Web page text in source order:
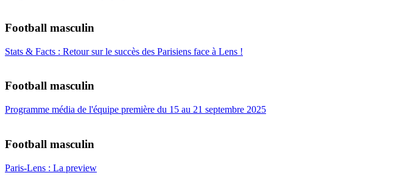
Football masculin
Stats & Facts : Retour sur le succès des Parisiens face à Lens !
Football masculin
Programme média de l'équipe première du 15 au 21 septembre 2025
Football masculin
Paris-Lens : La preview